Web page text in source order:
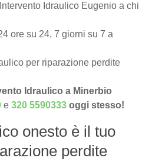
Idraulico Eugenio a chi
ore su 24, 7 giorni su 7 a
per riparazione perdite
Idraulico a Minerbio
e320 5590333 oggi stesso!
onesto è il tuo
perdite